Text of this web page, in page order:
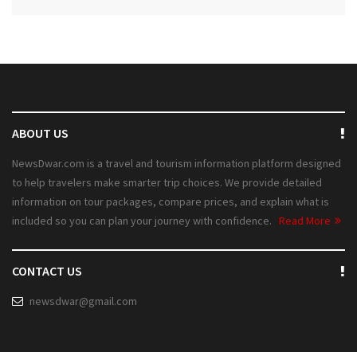
ABOUT US
NewsDwar.com is a travel and tourism information platform designed
to help travelers make smarter trip choices. We provide detailed
information on tour packages, compare prices, and explain what is
included so you can plan your journey with confidence. Read More
CONTACT US
newsdwar@gmail.com